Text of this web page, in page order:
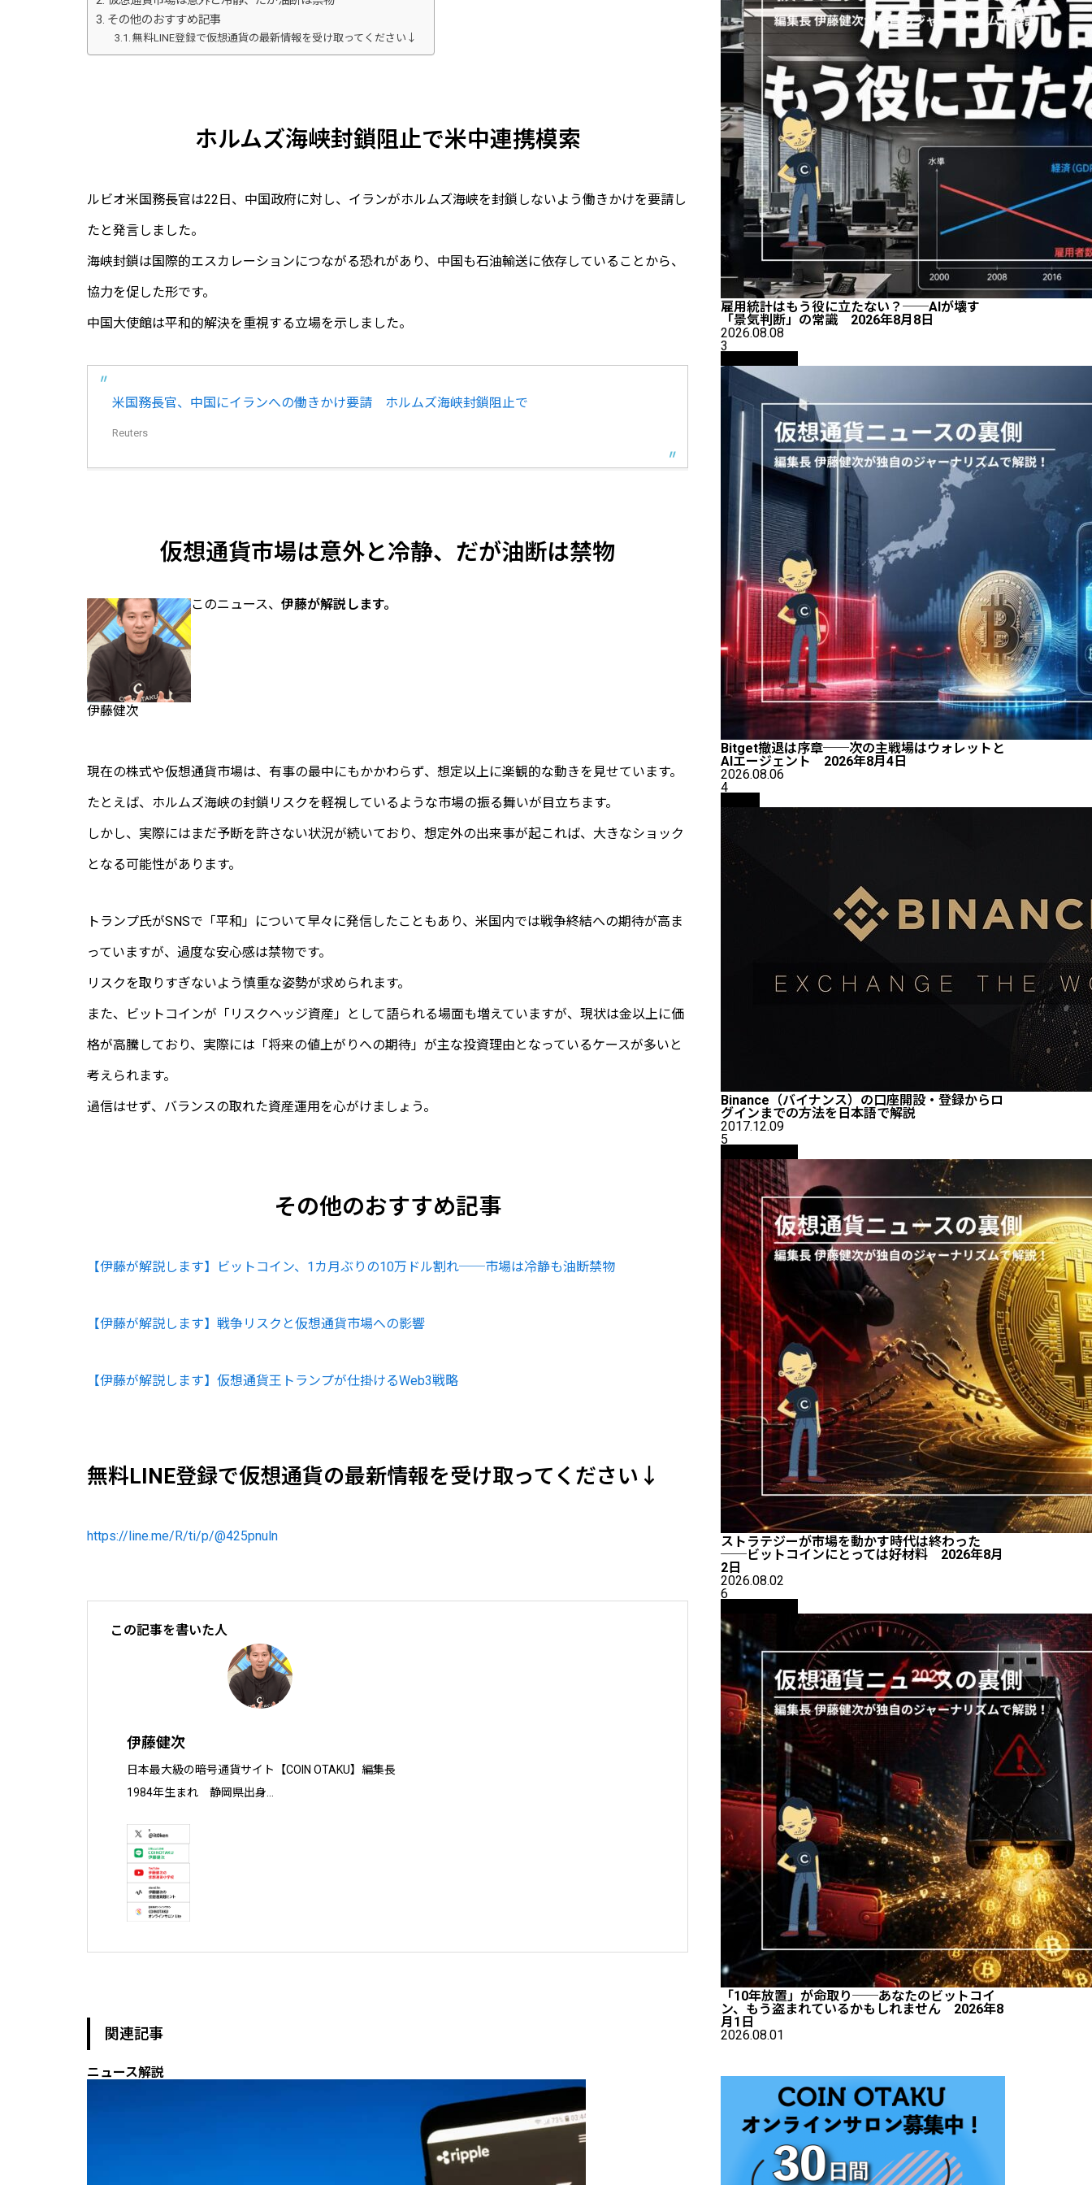
その他のおすすめ記事
無料LINE登録で仮想通貨の最新情報を受け取ってください↓
ホルムズ海峡封鎖阻止で米中連携模索
ルビオ米国務長官は22日、中国政府に対し、イランがホルムズ海峡を封鎖しないよう働きかけを要請し
たと発言しました。
海峡封鎖は国際的エスカレーションにつながる恐れがあり、中国も石油輸送に依存していることから、
協力を促した形です。
中国大使館は平和的解決を重視する立場を示しました。
米国務長官、中国にイランへの働きかけ要請 ホルムズ海峡封鎖阻止で
Reuters
仮想通貨市場は意外と冷静、だが油断は禁物
伊藤健次
このニュース、 伊藤が解説します。
現在の株式や仮想通貨市場は、有事の最中にもかかわらず、想定以上に楽観的な動きを見せています。
たとえば、ホルムズ海峡の封鎖リスクを軽視しているような市場の振る舞いが目立ちます。
しかし、実際にはまだ予断を許さない状況が続いており、想定外の出来事が起これば、大きなショック
となる可能性があります。
トランプ氏がSNSで「平和」について早々に発信したこともあり、米国内では戦争終結への期待が高ま
っていますが、過度な安心感は禁物です。
リスクを取りすぎないよう慎重な姿勢が求められます。
また、ビットコインが「リスクヘッジ資産」として語られる場面も増えていますが、現状は金以上に価
格が高騰しており、実際には「将来の値上がりへの期待」が主な投資理由となっているケースが多いと
考えられます。
過信はせず、バランスの取れた資産運用を心がけましょう。
その他のおすすめ記事
【伊藤が解説します】ビットコイン、1カ月ぶりの10万ドル割れ──市場は冷静も油断禁物
【伊藤が解説します】戦争リスクと仮想通貨市場への影響
【伊藤が解説します】仮想通貨王トランプが仕掛けるWeb3戦略
無料LINE登録で仮想通貨の最新情報を受け取ってください↓
https://line.me/R/ti/p/@425pnuln
この記事を書いた人
伊藤健次
日本最大級の暗号通貨サイト【COIN OTAKU】編集長
1984年生まれ　静岡県出身
慶應義塾大学 大学院 経営管理研究科 ヘルスケアポリシー＆マネジメント集中コース終了
株式会社ソクラテス 代表取締役 / 国内企業暗号資産事業顧問 / 暗号資産取引所アドバイザー /
暗号資産投資アナリスト / Fintechコンサルタント / 暗号資産非公式アーティスト /YouTuber
真相解説 仮想通貨NEWS!出演　その他各メディア取材、出演
関連記事
ニュース解説
雇用統計はもう役に立たない？──AIが壊す
「景気判断」の常識 2026年8月8日
2026.08.08
3
Bitget撤退は序章──次の主戦場はウォレットと
AIエージェント 2026年8月4日
2026.08.06
4
Binance（バイナンス）の口座開設・登録からロ
グインまでの方法を日本語で解説
2017.12.09
5
ストラテジーが市場を動かす時代は終わった
──ビットコインにとっては好材料 2026年8月
2日
2026.08.02
6
「10年放置」が命取り──あなたのビットコイ
ン、もう盗まれているかもしれません 2026年8
月1日
2026.08.01